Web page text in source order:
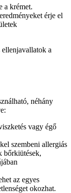
a krémet.
érje el
ellenjavallatok a
néhány
vagy égő
szembeni allergiás
bőrkiütések,
az egyes
okozhat.